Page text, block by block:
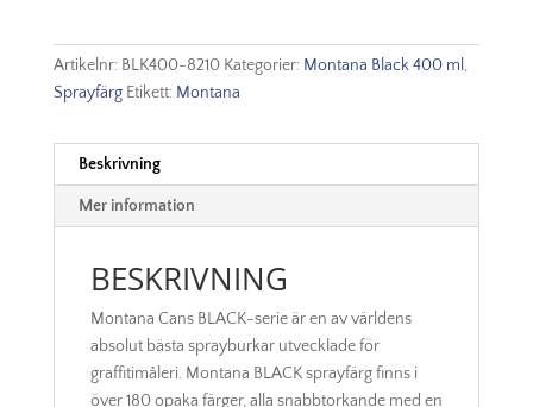
After
mängd
Artikelnr: BLK400-8210 Kategorier: Montana Black 400 ml,
Sprayfärg Etikett: Montana
Beskrivning
Mer information
BESKRIVNING
Montana Cans BLACK-serie är en av världens
absolut bästa sprayburkar utvecklade för
graffitimåleri. Montana BLACK sprayfärg finns i
över 180 opaka färger, alla snabbtorkande med en